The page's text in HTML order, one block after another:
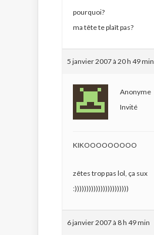
pourquoi?
ma tête te plaît pas?
5 janvier 2007 à 20 h 49 min
Anonyme
Invité
KIKOOOOOOOOO
zêtes trop pas lol, ça sux
:)))))))))))))))))))))))
6 janvier 2007 à 8 h 49 min